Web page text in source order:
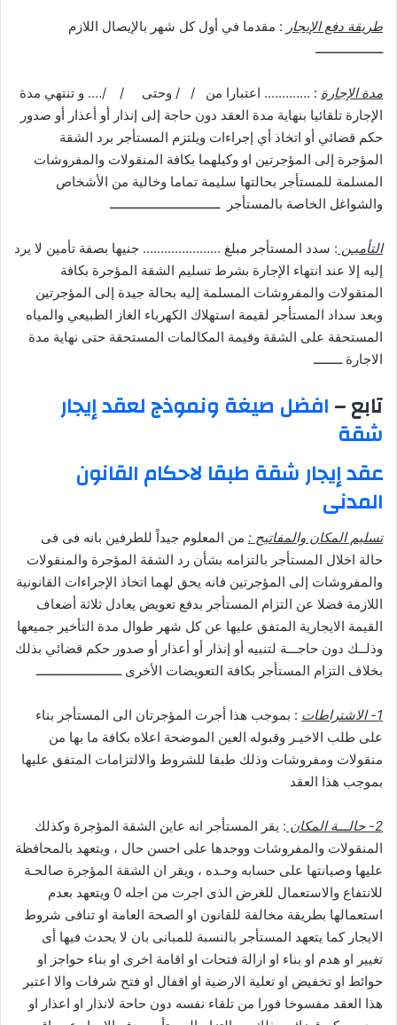
طريقة دفع الإيجار : مقدما في أول كل شهر بالإيصال اللازم
ـــــــــــــــــــ
مدة الإجارة : …………. اعتبارا من / / وحتى / /…. و تنتهي مدة
الإجارة تلقائيا بنهاية مدة العقد دون حاجة إلى إنذار أو أعذار أو صدور
حكم قضائي أو اتخاذ أي إجراءات ويلتزم المستأجر برد الشقة
المؤجرة إلى المؤجرتين او وكيلهما بكافة المنقولات والمفروشات
المسلمة للمستأجر بحالتها سليمة تماما وخالية من الأشخاص
والشواغل الخاصة بالمستأجر ـــــــــــــــــــــــــــــــ
التأميـن : سدد المستأجر مبلغ …………………. جنيها بصفة تأمين لا يرد
إليه إلا عند انتهاء الإجارة بشرط تسليم الشقة المؤجرة بكافة
المنقولات والمفروشات المسلمة إليه بحالة جيدة إلى المؤجرتين
وبعد سداد المستأجر لقيمة استهلاك الكهرباء الغاز الطبيعي والمياه
المستحقة على الشقة وقيمة المكالمات المستحقة حتى نهاية مدة
الاجارة ــــــــ
تابع –افضل صيغة ونموذج لعقد إيجار
شقة
عقد إيجار شقة طبقا لاحكام القانون
المدنى
تسليم المكان والمفاتيح : من المعلوم جيداً للطرفين بانه فى فى
حالة اخلال المستأجر بالتزامه بشأن رد الشقة المؤجرة والمنقولات
والمفروشات إلى المؤجرتين فانه يحق لهما اتخاذ الإجراءات القانونية
اللازمة فضلا عن التزام المستأجر بدفع تعويض يعادل ثلاثة أضعاف
القيمة الايجارية المتفق عليها عن كل شهر طوال مدة التأخير جميعها
وذلــك دون حاجـــة لتنبيه أو إنذار أو أعذار أو صدور حكم قضائي بذلك
بخلاف التزام المستأجر بكافة التعويضات الأخرى ــــــــــــــــــــــــ
1- الاشتراطات
: بموجب هذا أجرت المؤجرتان الى المستأجر بناء
على طلب الاخيـر وقبوله العين الموضحة اعلاه بكافة ما بها من
منقولات ومفروشات وذلك طبقا للشروط والالتزامات المتفق عليها
بموجب هذا العقد
2- حالـــة المكان
: يقر المستأجر انه عاين الشقة المؤجرة وكذلك
المنقولات والمفروشات ووجدها على احسن حال ، ويتعهد بالمحافظة
عليها وصيانتها على حسابه وحـده ، ويقر ان الشقة المؤجرة صالحـة
للانتفاع والاستعمال للغرض الذى اجرت من اجله 0 ويتعهد بعدم
استعمالها بطريقة مخالفة للقانون او الصحة العامة او تنافى شروط
الايجار كما يتعهد المستأجر بالنسبة للمبانى بان لا يحدث فيها أى
تغيير او هدم او بناء او ازالة فتحات او اقامة اخرى او بناء حواجز او
حوائط او تخفيض او تعلية الارضية او اقفال او فتح شرفات والا اعتبر
هذا العقد مفسوخا فورا من تلقاء نفسه دون حاحة لانذار او اعذار او